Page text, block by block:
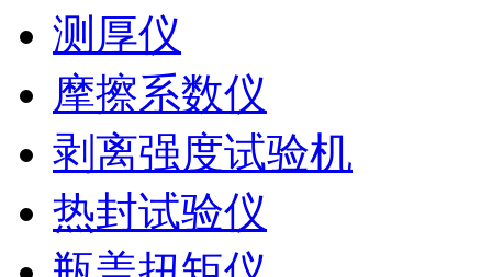
测厚仪
摩擦系数仪
剥离强度试验机
热封试验仪